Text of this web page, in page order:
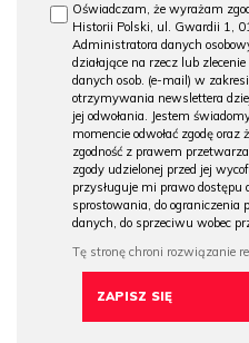
Oświadczam, że wyrażam
Historii Polski, ul. Gwardii 1,
Administratora danych
działające na rzecz lub
danych osob. (e-mail) w
otrzymywania newslettera
jej odwołania. Jestem
momencie odwołać zgodę oraz
zgodność z prawem
zgody udzielonej przed jej
przysługuje mi prawo dostępu
sprostowania, do ograniczenia
danych, do sprzeciwu wobec